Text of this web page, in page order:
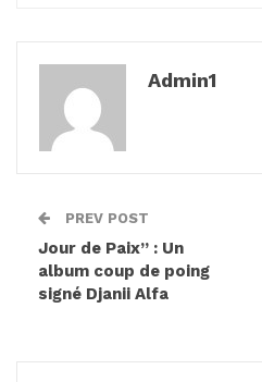
Admin1
PREV POST
Jour de Paix” : Un
album coup de poing
signé Djanii Alfa